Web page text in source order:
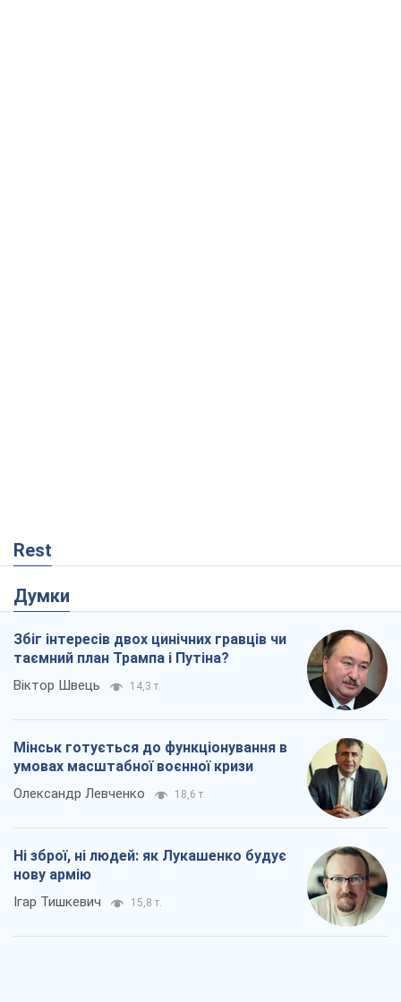
Rest
Думки
Збіг інтересів двох цинічних гравців чи
таємний план Трампа і Путіна?
Віктор Швець 14,3 т.
Мінськ готується до функціонування в
умовах масштабної воєнної кризи
Олександр Левченко 18,6 т.
Ні зброї, ні людей: як Лукашенко будує
нову армію
Ігар Тишкевич 15,8 т.